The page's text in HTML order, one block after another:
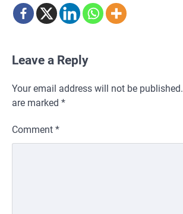
Leave a Reply
Your email address will not be published.
are marked *
Comment *